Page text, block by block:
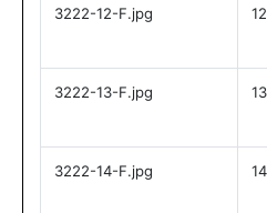
3222-12-F.jpg 12
3222-13-F.jpg 13
3222-14-F.jpg 14